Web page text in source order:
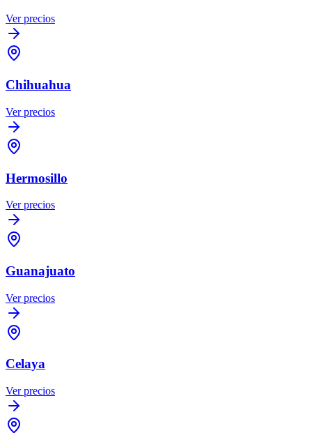
Ver precios
Chihuahua
Ver precios
Hermosillo
Ver precios
Guanajuato
Ver precios
Celaya
Ver precios